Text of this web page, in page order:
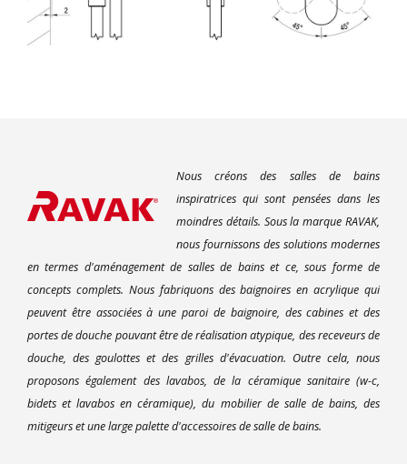
Nous créons des salles de bains
inspiratrices qui sont pensées dans les
moindres détails. Sous la marque RAVAK,
nous fournissons des solutions modernes
en termes d'aménagement de salles de bains et ce, sous forme de
concepts complets. Nous fabriquons des baignoires en acrylique qui
peuvent être associées à une paroi de baignoire, des cabines et des
portes de douche pouvant être de réalisation atypique, des receveurs de
douche, des goulottes et des grilles d'évacuation. Outre cela, nous
proposons également des lavabos, de la céramique sanitaire (w-c,
bidets et lavabos en céramique), du mobilier de salle de bains, des
mitigeurs et une large palette d'accessoires de salle de bains.